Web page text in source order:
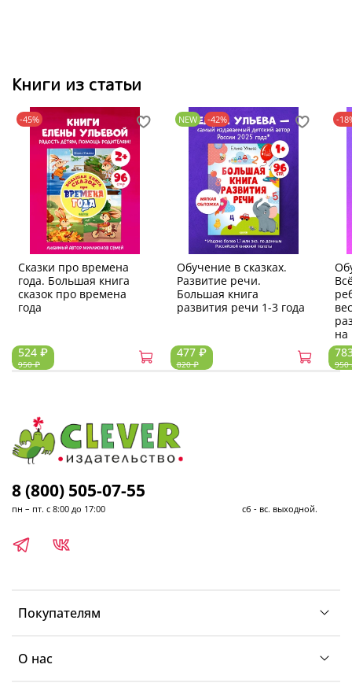
Книги из статьи
-45%
Сказки про времена
года. Большая книга
сказок про времена
года
524 ₽
950 ₽
NEW -42%
Обучение в сказках.
Развитие речи.
Большая книга
развития речи 1-3 года
477 ₽
820 ₽
-
на
950
Покупателям
О нас
8 (800) 505-07-55
пн – пт. с 8:00 до 17:00 сб - вс. выходной.